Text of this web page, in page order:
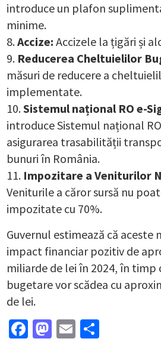
introduce un plafon
minime.
Accize: Accizele la țigări și
Reducerea Cheltuielilor
măsuri de reducere a
implementate.
Sistemul național RO e-
introduce Sistemul național
asigurarea trasabilității
bunuri în România.
Impozitare a Veniturilor
Veniturile a căror sursă nu
impozitate cu 70%.
Guvernul estimează că aceste
impact financiar pozitiv de
miliarde de lei în 2024, în
bugetare vor scădea cu
de lei.
Facebook
Mastodon
Email